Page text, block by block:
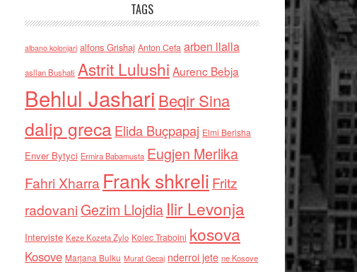
TAGS
albano kolonjari alfons Grishaj Anton Cefa arben llalla
asllan Bushati Astrit Lulushi Aurenc Bebja
Behlul Jashari Beqir Sina
dalip grecaElida Buçpapaj Elmi Berisha
Enver Bytyci Ermira Babamusta Eugjen Merlika
Fahri Xharra Frank shkreli Fritz
radovaniGezim Llojdia Ilir Levonja
Interviste Keze Kozeta Zylo Kolec Traboini kosova
Kosove Marjana Bulku Murat Gecaj nderroi jete ne Kosove